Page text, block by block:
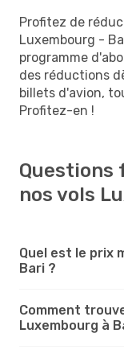
Profitez de
Luxembourg -
programme
des réductions
billets d'avion,
Profitez-en !
Questions
nos vols
Quel est le prix
Bari ?
Comment
Luxembourg à